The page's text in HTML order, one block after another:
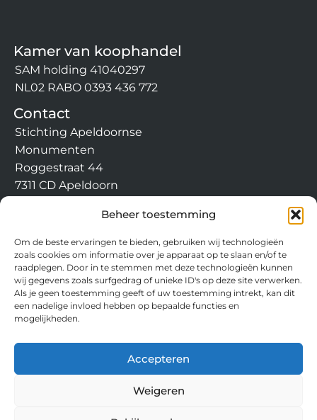
Beheer toestemming
Om de beste ervaringen te bieden, gebruiken wij technologieën
zoals cookies om informatie over je apparaat op te slaan en/of te
raadplegen. Door in te stemmen met deze technologieën kunnen
wij gegevens zoals surfgedrag of unieke ID's op deze site verwerken.
Als je geen toestemming geeft of uw toestemming intrekt, kan dit
een nadelige invloed hebben op bepaalde functies en
mogelijkheden.
Accepteren
Weigeren
Kamer van koophandel
SAM holding 41040297
NL02 RABO 0393 436 772
Contact
Stichting Apeldoornse
Monumenten
Roggestraat 44
7311 CD Apeldoorn